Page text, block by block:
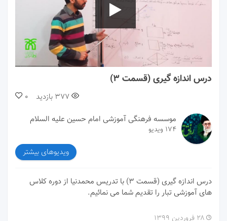
00:00 04:57
درس اندازه گیری (قسمت ۳)
0 377 بازدید
موسسه فرهنگی آموزشی امام حسین علیه السلام
174 ویدیو
ویدیوهای بیشتر
درس اندازه گیری (قسمت ۳) با تدریس محمدنیا از دوره کلاس
های آموزشی تبار را تقدیم شما می نمائیم.
۲۸ فروردین ۱۳۹۹